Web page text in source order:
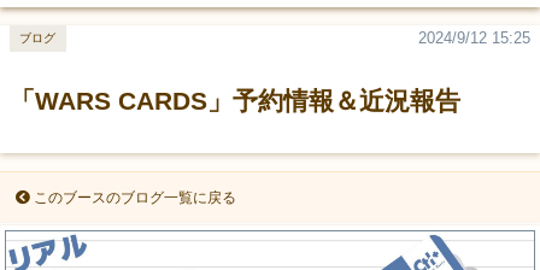
「WARS CARDS」予約情報＆近況報告
2024/9/12 15:25
ブログ
このブースのブログ一覧に戻る